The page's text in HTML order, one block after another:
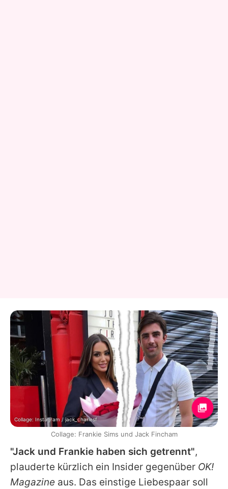
"Jack und Frankie haben sich getrennt",
plauderte kürzlich ein Insider gegenüber OK!
Magazine aus. Das einstige Liebespaar soll
Collage: Instagram / jack_charlesf
Collage: Frankie Sims und Jack Fincham